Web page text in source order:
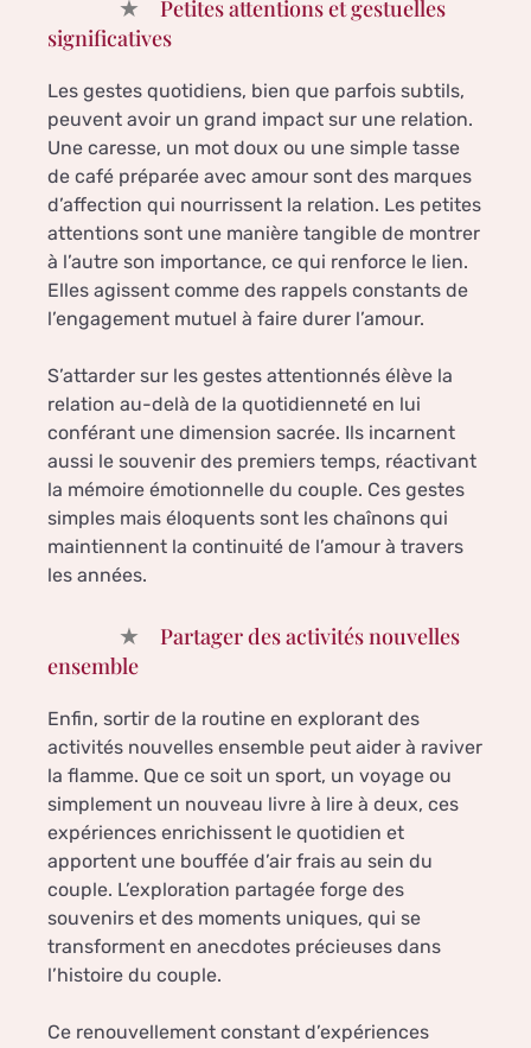
Petites attentions et gestuelles
significatives
Les gestes quotidiens, bien que parfois subtils,
peuvent avoir un grand impact sur une relation.
Une caresse, un mot doux ou une simple tasse
de café préparée avec amour sont des marques
d’affection qui nourrissent la relation. Les petites
attentions sont une manière tangible de montrer
à l’autre son importance, ce qui renforce le lien.
Elles agissent comme des rappels constants de
l’engagement mutuel à faire durer l’amour.
S’attarder sur les gestes attentionnés élève la
relation au-delà de la quotidienneté en lui
conférant une dimension sacrée. Ils incarnent
aussi le souvenir des premiers temps, réactivant
la mémoire émotionnelle du couple. Ces gestes
simples mais éloquents sont les chaînons qui
maintiennent la continuité de l’amour à travers
les années.
Partager des activités nouvelles
ensemble
Enfin, sortir de la routine en explorant des
activités nouvelles ensemble peut aider à raviver
la flamme. Que ce soit un sport, un voyage ou
simplement un nouveau livre à lire à deux, ces
expériences enrichissent le quotidien et
apportent une bouffée d’air frais au sein du
couple. L’exploration partagée forge des
souvenirs et des moments uniques, qui se
transforment en anecdotes précieuses dans
l’histoire du couple.
Ce renouvellement constant d’expériences